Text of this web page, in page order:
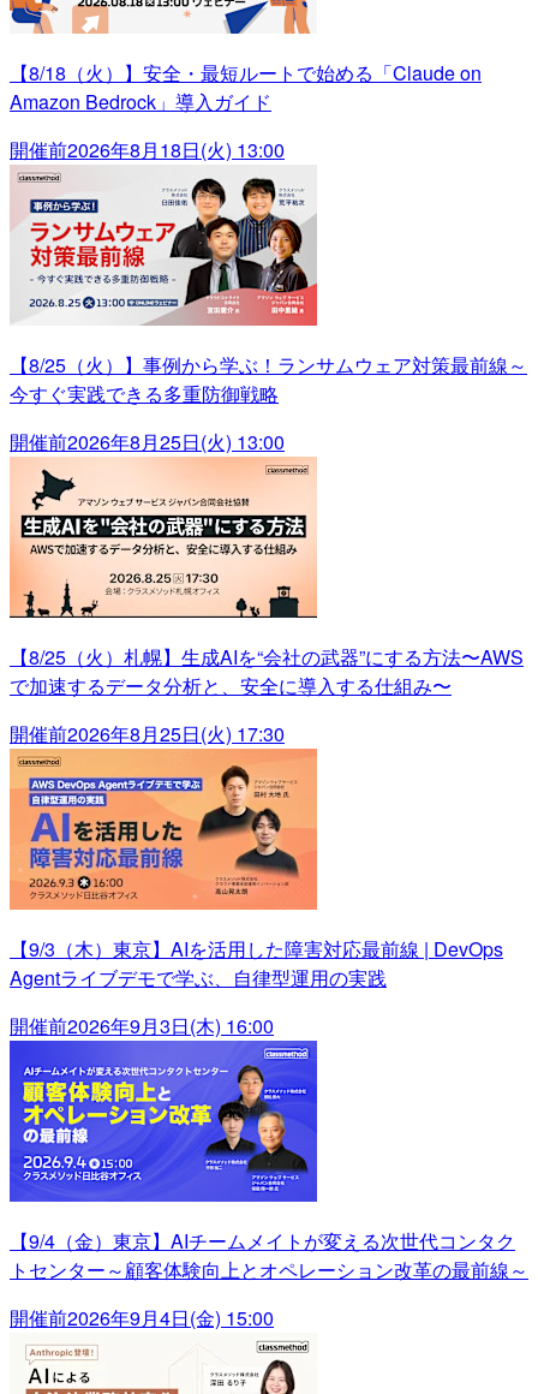
【8/18（火）】安全・最短ルートで始める「Claude on
Amazon Bedrock」導入ガイド
開催前2026年8月18日(火) 13:00
【8/25（火）】事例から学ぶ！ランサムウェア対策最前線～
今すぐ実践できる多重防御戦略
開催前2026年8月25日(火) 13:00
【8/25（火）札幌】生成AIを“会社の武器”にする方法〜AWS
で加速するデータ分析と、安全に導入する仕組み〜
開催前2026年8月25日(火) 17:30
【9/3（木）東京】AIを活用した障害対応最前線 | DevOps
Agentライブデモで学ぶ、自律型運用の実践
開催前2026年9月3日(木) 16:00
【9/4（金）東京】AIチームメイトが変える次世代コンタク
トセンター～顧客体験向上とオペレーション改革の最前線～
開催前2026年9月4日(金) 15:00